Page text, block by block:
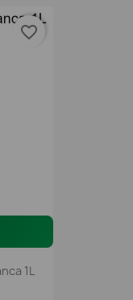
1L
favorite_border